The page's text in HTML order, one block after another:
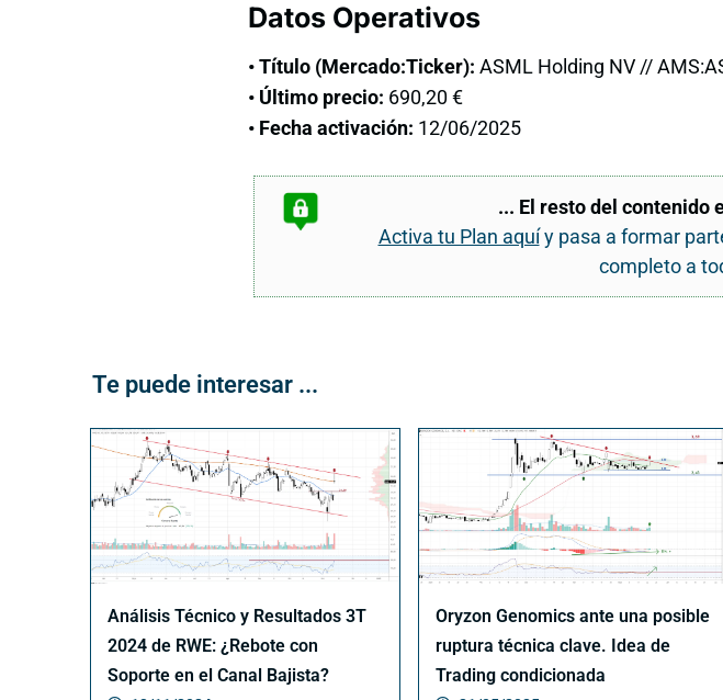
Datos Operativos
• Título (Mercado:Ticker): ASML Holding NV //
• Último precio: 690,20 €
• Fecha activación: 12/06/2025
... El resto del contenido
Activa tu Plan aquíy pasa a formar
completo a
Te puede interesar ...
Análisis Técnico y Resultados 3T
2024 de RWE: ¿Rebote con
Soporte en el Canal Bajista?
Oryzon Genomics ante una posible
ruptura técnica clave. Idea de
Trading condicionada